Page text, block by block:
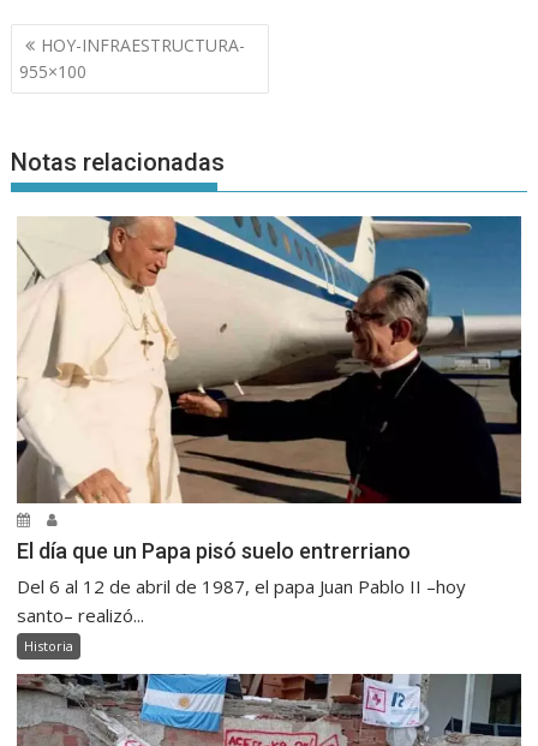
Navegación
de
entradas
HOY-INFRAESTRUCTURA-
955×100
Notas relacionadas
El día que un Papa pisó suelo entrerriano
Del 6 al 12 de abril de 1987, el papa Juan Pablo II –hoy
santo– realizó...
Historia